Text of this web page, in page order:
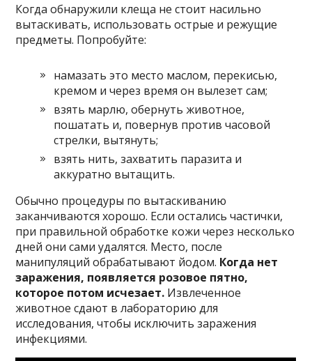
Когда обнаружили клеща не стоит насильно
вытаскивать, использовать острые и режущие
предметы. Попробуйте:
намазать это место маслом, перекисью,
кремом и через время он вылезет сам;
взять марлю, обернуть животное,
пошатать и, повернув против часовой
стрелки, вытянуть;
взять нить, захватить паразита и
аккуратно вытащить.
Обычно процедуры по вытаскиванию
заканчиваются хорошо. Если остались частички,
при правильной обработке кожи через несколько
дней они сами удалятся. Место, после
манипуляций обрабатывают йодом. Когда нет
заражения, появляется розовое пятно,
которое потом исчезает. Извлеченное
животное сдают в лабораторию для
исследования, чтобы исключить заражения
инфекциями.